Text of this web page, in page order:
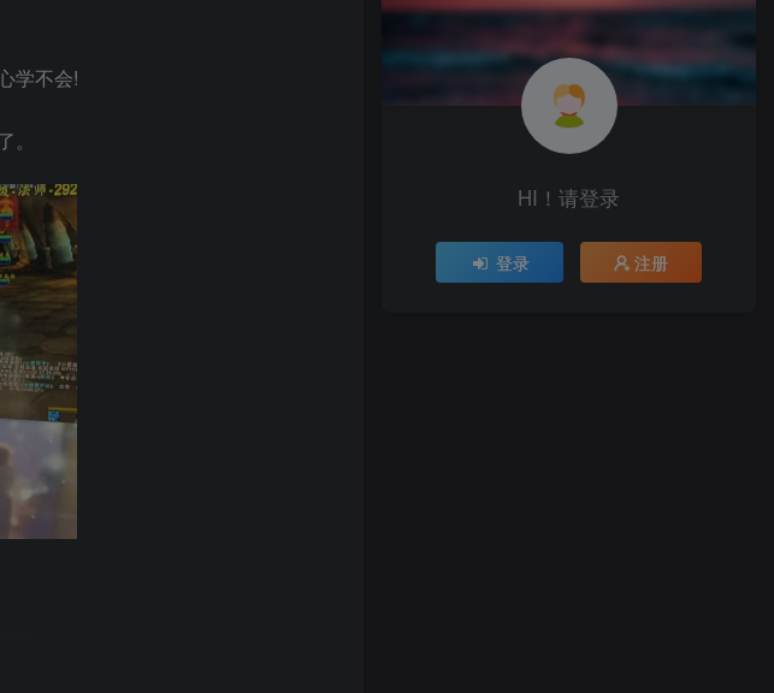
学不会!
HI！请登录
登录 注册